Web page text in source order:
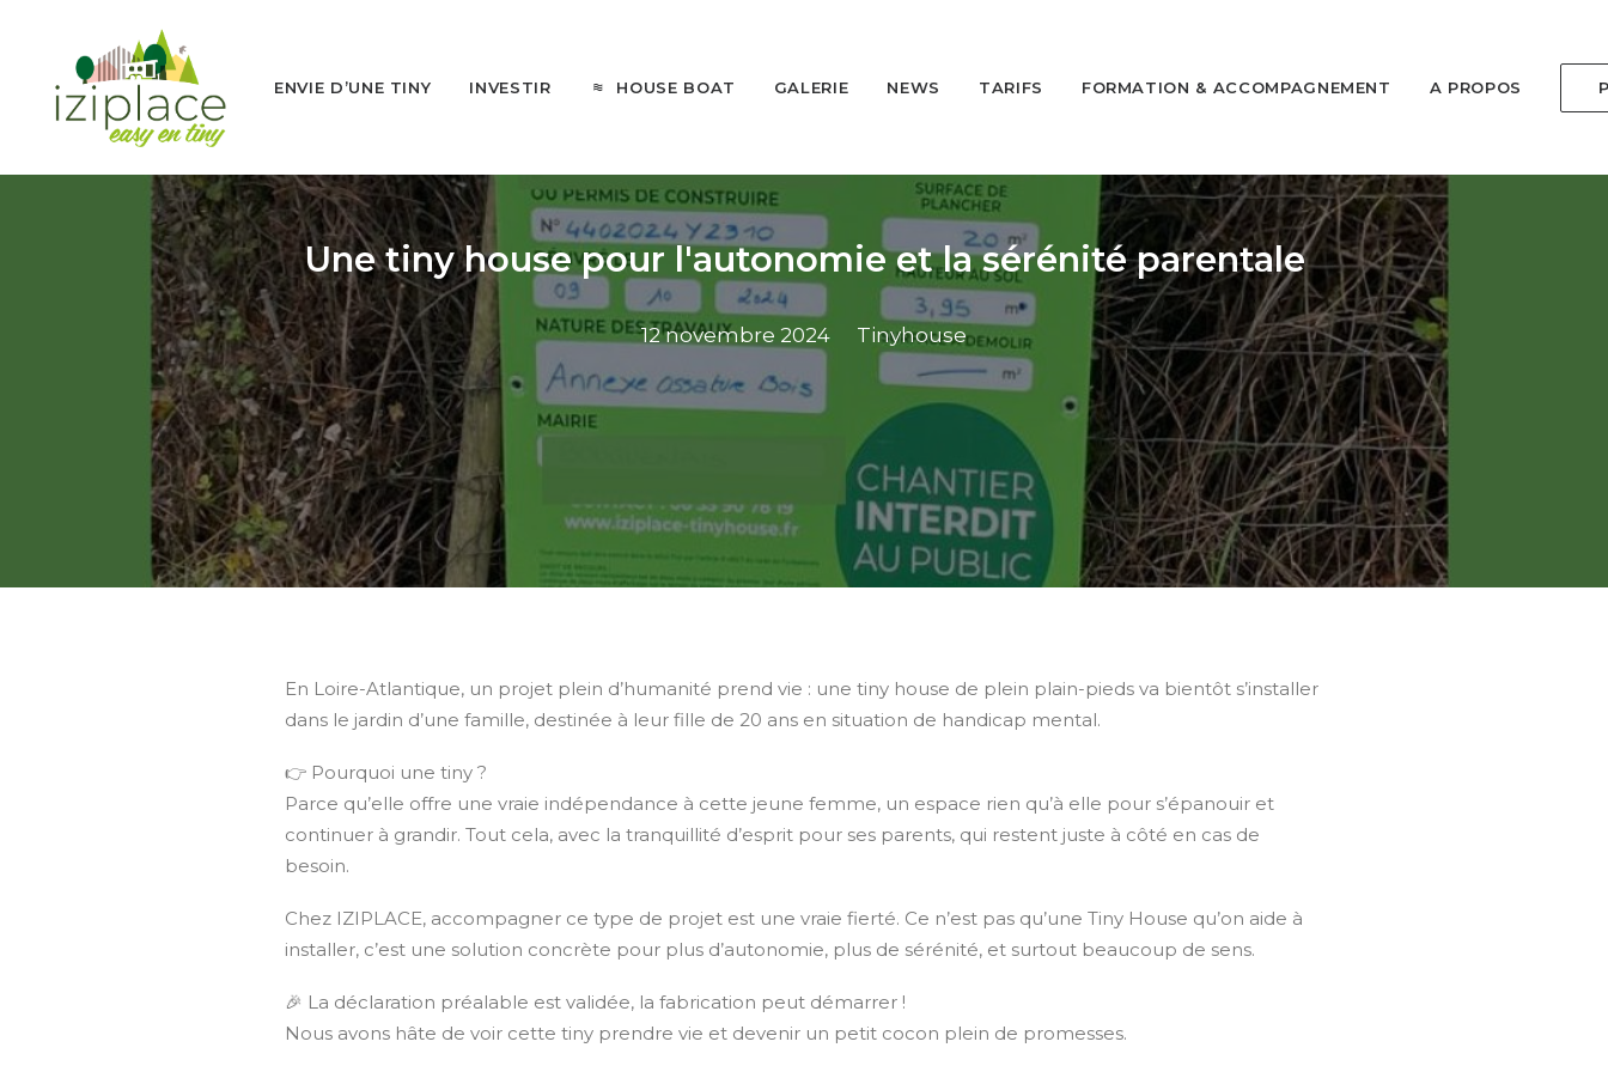
ENVIE D’UNE TINY INVESTIR HOUSE BOAT GALERIE NEWS TARIFS FORMATION & ACCOMPAGNEMENT A PROPOS
Une tiny house pour l'autonomie et la sérénité parentale
12 novembre 2024 Tinyhouse
En Loire-Atlantique, un projet plein d’humanité prend vie : une tiny house de plein plain-pieds va bientôt s’installer
dans le jardin d’une famille, destinée à leur fille de 20 ans en situation de handicap mental.
👉 Pourquoi une tiny ?
Parce qu’elle offre une vraie indépendance à cette jeune femme, un espace rien qu’à elle pour s’épanouir et
continuer à grandir. Tout cela, avec la tranquillité d’esprit pour ses parents, qui restent juste à côté en cas de
besoin.
Chez IZIPLACE, accompagner ce type de projet est une vraie fierté. Ce n’est pas qu’une Tiny House qu’on aide à
installer, c’est une solution concrète pour plus d’autonomie, plus de sérénité, et surtout beaucoup de sens.
🎉 La déclaration préalable est validée, la fabrication peut démarrer !
Nous avons hâte de voir cette tiny prendre vie et devenir un petit cocon plein de promesses.